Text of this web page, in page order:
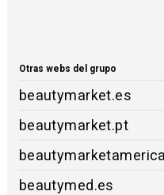
Otras webs del grupo
beautymarket.es
beautymarket.pt
beautymed.es